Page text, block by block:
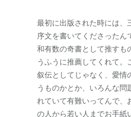
最初に出版された時には、
序文を書いてくださったん
和有数の奇書として推すも
うふうに推薦してくれて。
叙伝としてじゃなく、愛情
うものかとか、いろんな問
れていて有難いってんで、
の人から若い人までお手紙